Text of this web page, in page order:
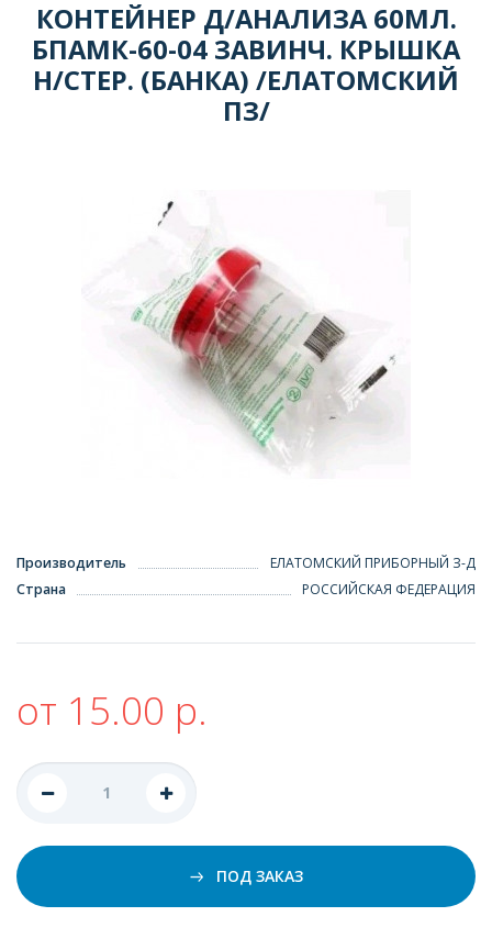
КОНТЕЙНЕР Д/АНАЛИЗА 60МЛ.
БПАМК-60-04 ЗАВИНЧ. КРЫШКА
Н/СТЕР. (БАНКА) /ЕЛАТОМСКИЙ
ПЗ/
Производитель
ЕЛАТОМСКИЙ ПРИБОРНЫЙ З-Д
Страна
РОССИЙСКАЯ ФЕДЕРАЦИЯ
от 15.00 р.
ПОД ЗАКАЗ